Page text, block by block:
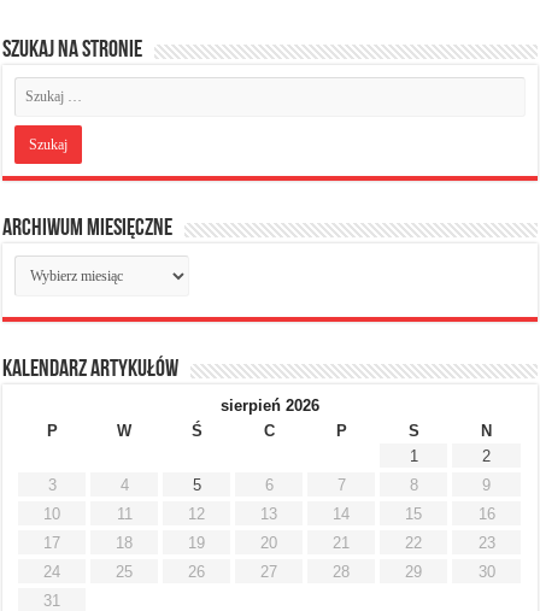
Szukaj na stronie
Archiwum miesięczne
Archiwum
miesięczne
Kalendarz artykułów
sierpień 2026
P
W Ś C P S
N
1
2
3
4 5 6 7 8
9
10
11 12 13 14 15
16
17
18 19 20 21 22
23
24
25 26 27 28 29
30
31